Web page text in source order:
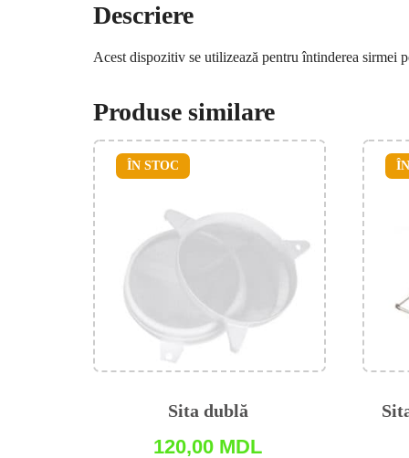
Descriere
Acest dispozitiv se utilizează pentru întinderea sirmei
Produse similare
Sita dublă
120,00 MDL
ÎN STOC